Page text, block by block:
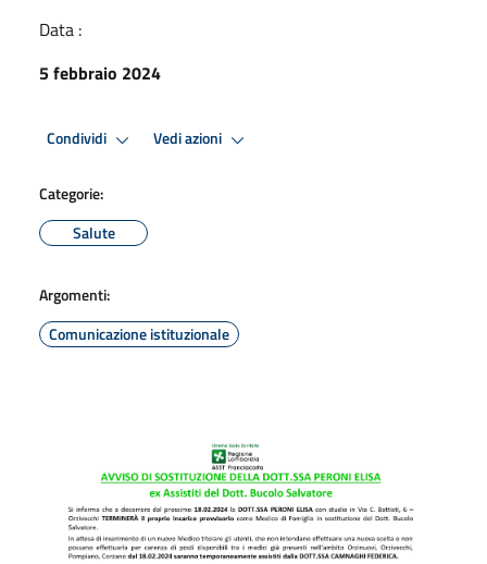
Data :
5 febbraio 2024
Condividi Vedi azioni
Categorie:
Salute
Argomenti:
Comunicazione istituzionale